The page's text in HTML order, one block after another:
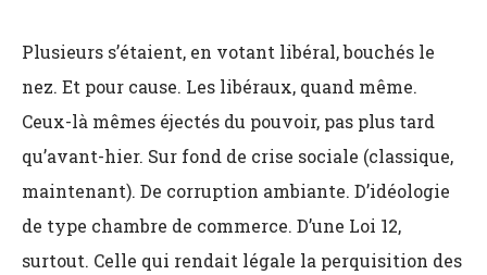
Plusieurs s’étaient, en votant libéral, bouchés le
nez. Et pour cause. Les libéraux, quand même.
Ceux-là mêmes éjectés du pouvoir, pas plus tard
qu’avant-hier. Sur fond de crise sociale (classique,
maintenant). De corruption ambiante. D’idéologie
de type chambre de commerce. D’une Loi 12,
surtout. Celle qui rendait légale la perquisition des